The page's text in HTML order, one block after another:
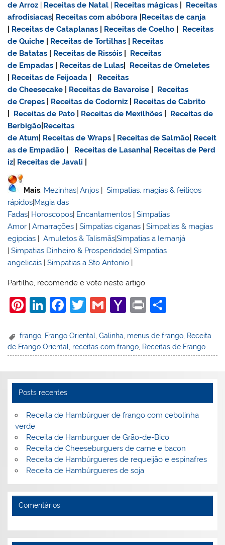
de Arroz | Receitas de Natal | Receitas mágicas
Receitas
afrodisiacas Receitas com abóbora Receitas de canja
Receitas de Cataplanas Receitas de Coelho
Receitas
de Quiche
Receitas de Tortilhas
Receitas
de Batatas
Receitas de Rissóis
Receitas
de Empadas
Receitas de Lulas
Receitas de Omeletes
Receitas de Feijoada
Receitas
de Cheesecake
Receitas de Bavaroise
Receitas
de Crepes
Receitas de Codorniz
Receitas de Cabrito
Receitas de Pato Receitas de Mexilhões
Receitas de
Berbigão Receitas
de Atum Receitas de Wraps Receitas de Salmão Receit
as de Empadão
Receitas de Lasanha Receitas de Perd
iz Receitas de Javali
Mais: Mezinhas |Anjos |Simpatias, magias & feitiços
rápidos Magia das
Fadas Horoscopos Encantamentos |Simpatias
Amor |Amarrações |Simpatias ciganas |Simpatias & magias
egípcias |Amuletos & Talismãs|Simpatias a Iemanjá
|Simpatias Dinheiro & Prosperidade |Simpatias
angelicais |Simpatias a Sto Antonio
Partilhe, recomende e vote neste artigo
Pi
er
e
st
Li
k
e
n
F
c
e
o
o
k
T
itt
er
G
ai
l
Y
h
o
M
ai
l
Pr
t
ar
e
frango Frango Oriental ,Galinha menus de frango Receita
de Frango Oriental receitas com frango Receitas de Frango
Posts recentes
Receita de Hambúrguer de frango com cebolinha
verde
Receita de Hamburguer de Grão-de-Bico
Receita de Cheeseburguers de carne e bacon
Receita de Hambúrgueres de requeijão e espinafres
Receita de Hambúrgueres de soja
Comentários